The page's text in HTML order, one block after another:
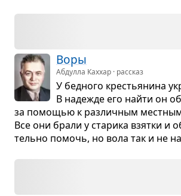
Воры
Абдулла Каххар · рассказ
У бед­ного кре­стья­нина
В наде­жде его найти он
за помо­щью к раз­лич­ным
Все они брали у ста­рика взятки и
тельно помочь, но вола так и не